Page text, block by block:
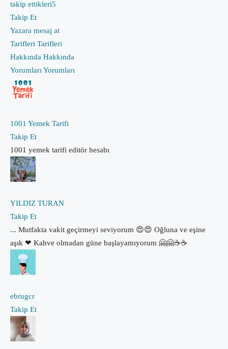
takip ettikleri5
Takip Et
Yazara mesaj at
Tarifleri Tarifleri
Hakkında Hakkında
YorumlarıYorumları
1001 Yemek Tarifi
Takip Et
1001 yemek tarifi editör hesabı
YILDIZ TURAN
Takip Et
... Mutfakta vakit geçirmeyi seviyorum 😍😍 Oğluna ve eşine
aşık ❤ Kahve olmadan güne başlayamıyorum 🤗🤗☕☕
ebrugcr
Takip Et